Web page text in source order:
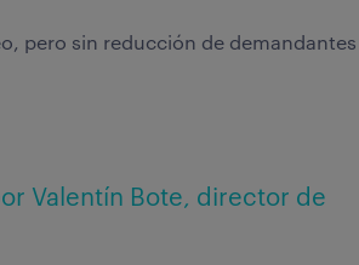
pero sin reducción de demandantes
Valentín Bote, director de